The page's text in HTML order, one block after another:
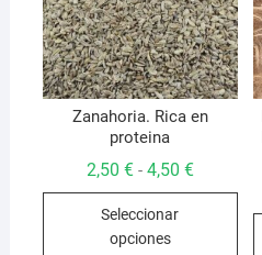
Zanahoria. Rica en
proteina
2,50 € - 4,50 €Rango
Seleccionar
opciones
Este